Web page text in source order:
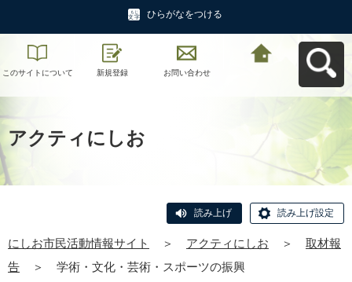
ひらがなをつける
このサイトについて 新規登録 お問い合わせ
アクティにしお
読み上げ 読み上げ設定
にしお市民活動情報サイト ＞ アクティにしお ＞
取材報
告
＞ 学術・文化・芸術・スポーツの振興